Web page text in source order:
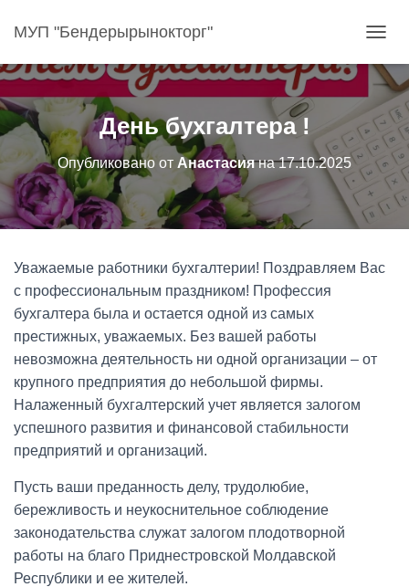
МУП "Бендерырынокторг"
Е
Р
К
Л
Ю
Ч
Т
В
И
День бухгалтера !
Опубликовано от Анастасияна17.10.2025
Уважаемые работники бухгалтерии! Поздравляем Вас
с профессиональным праздником! Профессия
бухгалтера была и остается одной из самых
престижных, уважаемых. Без вашей работы
невозможна деятельность ни одной организации – от
крупного предприятия до небольшой фирмы.
Налаженный бухгалтерский учет является залогом
успешного развития и финансовой стабильности
предприятий и организаций.
Пусть ваши преданность делу, трудолюбие,
бережливость и неукоснительное соблюдение
законодательства служат залогом плодотворной
работы на благо Приднестровской Молдавской
Республики и ее жителей.